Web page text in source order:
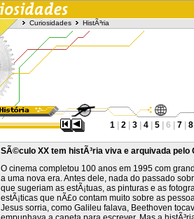
Curiosidades HistÃ³ria
1| 2| 3| 4| 5| 6 | 7| 8
SÃ©culo XX tem histÃ³ria viva e arquivada pelo
O cinema completou 100 anos em 1995 com
a uma nova era. Antes dele, nada do passado
que sugeriam as estÃ¡tuas, as pinturas e as
estÃ¡ticas que nÃ£o contam muito sobre as
Jesus sorria, como Galileu falava, Beethoven